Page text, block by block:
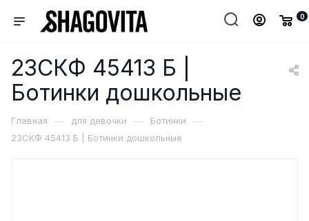
0
23СКФ 45413 Б |
Ботинки дошкольные
Главная — для девочки — Ботинки —
23СКФ 45413 Б | Ботинки дошкольные